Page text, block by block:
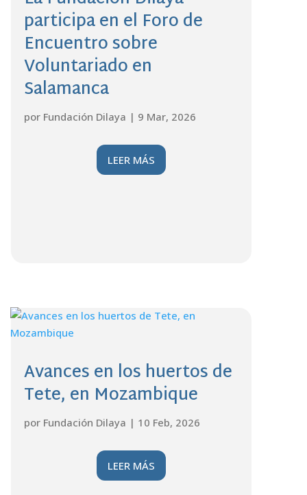
participa en el Foro de
Encuentro sobre
Voluntariado en
Salamanca
por Fundación Dilaya | 9 Mar, 2026
LEER MÁS
Avances en los huertos de
Tete, en Mozambique
por Fundación Dilaya | 10 Feb, 2026
LEER MÁS